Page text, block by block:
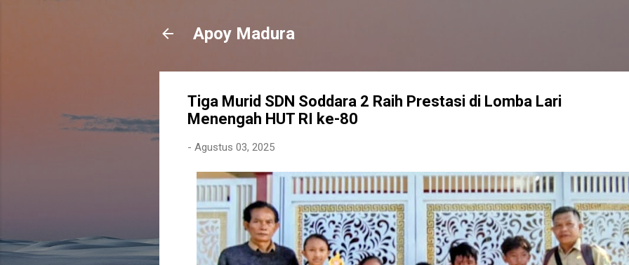
Apoy Madura
Tiga Murid SDN Soddara 2 Raih Prestasi di Lomba Lari
Menengah HUT RI ke-80
- Agustus 03, 2025